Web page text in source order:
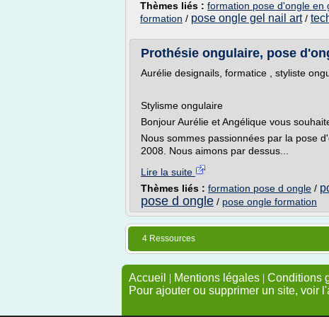
Thèmes liés : formation pose d'ongle en
formation / pose ongle gel nail art/
Prothésie ongulaire, pose
Aurélie designails, formatice , styliste
Stylisme ongulaire
Bonjour Aurélie et Angélique vous
Nous sommes passionnées par la pose
2008. Nous aimons par dessus...
Lire la suite
Thèmes liés : formation pose d ongle /
pose d ongle / pose ongle formation
4 Ressources
Accueil | Mentions légales | Conditions
Pour ajouter ou supprimer un site, voir